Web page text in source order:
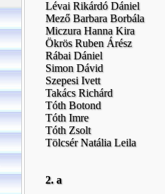
Lévai Rikárdó Dániel
Mező Barbara Borbála
Miczura Hanna Kira
Ökrös Ruben Árész
Rábai Dániel
Simon Dávid
Szepesi Ivett
Takács Richárd
Tóth Botond
Tóth Imre
Tóth Zsolt
Tölcsér Natália Leila
2. a